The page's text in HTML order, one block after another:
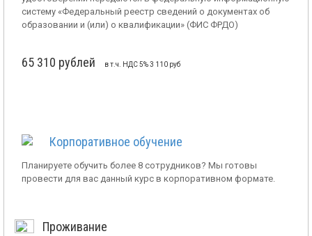
систему «Федеральный реестр сведений о документах об
образовании и (или) о квалификации» (ФИС ФРДО)
65 310 рублей в т.ч. НДС 5% 3 110 руб
Корпоративное обучение
Планируете обучить более 8 сотрудников? Мы готовы
провести для вас данный курс в корпоративном формате.
Проживание